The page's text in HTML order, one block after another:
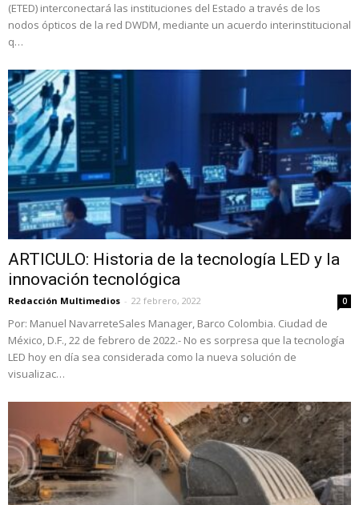
(ETED) interconectará las instituciones del Estado a través de los
nodos ópticos de la red DWDM, mediante un acuerdo interinstitucional
q…
ARTICULO: Historia de la tecnología LED y la
innovación tecnológica
Redacción Multimedios - 22 febrero, 2022 0
Por: Manuel NavarreteSales Manager, Barco Colombia. Ciudad de
México, D.F., 22 de febrero de 2022.- No es sorpresa que la tecnología
LED hoy en día sea considerada como la nueva solución de
visualizac…